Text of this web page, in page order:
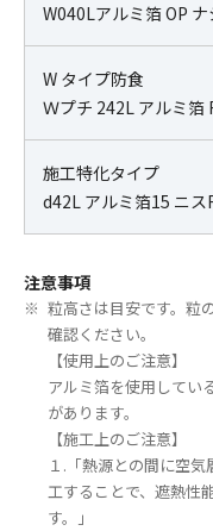
W040Lアルミ箔 OP
W タイプ防食
Ｗプチ 242L アルミ箔
施工特化タイプ
d42L アルミ箔15 ニス
注意事項
粒高さは目安です。粒
確認ください。
【使用上のご注意】
アルミ箔を使用してい
があります。
【施工上のご注意】
１.「熱源との間に空
工することで、遮熱性
す。」